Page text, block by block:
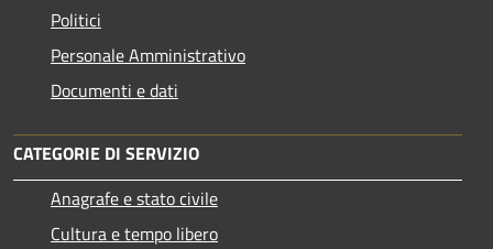
Politici
Personale Amministrativo
Documenti e dati
CATEGORIE DI SERVIZIO
Anagrafe e stato civile
Cultura e tempo libero